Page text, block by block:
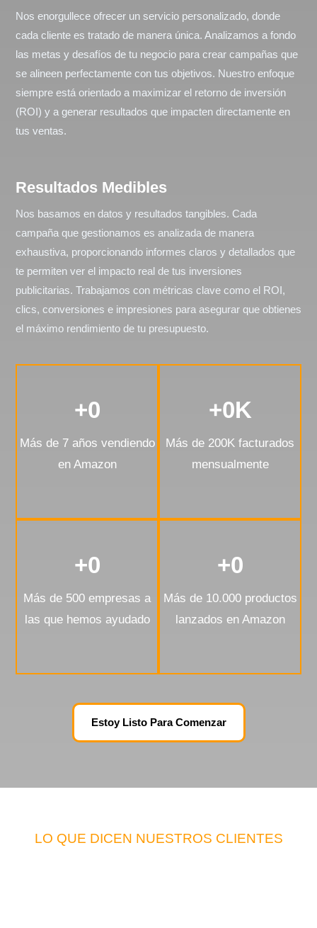
Nos enorgullece ofrecer un servicio personalizado, donde
cada cliente es tratado de manera única. Analizamos a fondo
las metas y desafíos de tu negocio para crear campañas que
se alineen perfectamente con tus objetivos. Nuestro enfoque
siempre está orientado a maximizar el retorno de inversión
(ROI) y a generar resultados que impacten directamente en
tus ventas.
Resultados Medibles
Nos basamos en datos y resultados tangibles. Cada
campaña que gestionamos es analizada de manera
exhaustiva, proporcionando informes claros y detallados que
te permiten ver el impacto real de tus inversiones
publicitarias. Trabajamos con métricas clave como el ROI,
clics, conversiones e impresiones para asegurar que obtienes
el máximo rendimiento de tu presupuesto.
Más de 7 años vendiendo
en Amazon
+0
Más de 200K facturados
mensualmente
+0K
Más de 500 empresas a
las que hemos ayudado
+0
Más de 10.000 productos
lanzados en Amazon
+0
Estoy Listo Para Comenzar
LO QUE DICEN NUESTROS CLIENTES